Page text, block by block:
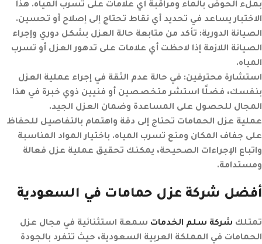
بملء الحوض بالماء ومراقبة أي علامات على تسرب المياه. هذا
الاختبار يساعد في تحديد أي نقاط تحتاج إلى إصلاح أو تحسين.
الصيانة الدورية: تأكد من متابعة حالة العزل بشكل دوري وإجراء
الصيانة اللازمة إذا لاحظت أي علامات على تدهور العزل أو تسرب
المياه.
استشارة محترفين: في حالة عدم الثقة في إجراء عملية العزل
بنفسك، فضلًا استشر متخصصين أو فنيين ذوي خبرة في هذا
المجال للحصول على المساعدة وضمان العزل الجيد.
عملية عزل الحمامات تحتاج إلى دقة واهتمام بالتفاصيل للحفاظ
على جفاف المكان ومنع تسرب المياه. باختيار المواد المناسبة
واتباع الإجراءات الصحيحة، يمكنك تحقيق عملية عزل فعالة
ومستدامة.
أفضل شركة عزل حمامات في السعودية
تمتلك شركة سلم الخدمات سمعة استثنائية في مجال عزل
الحمامات في المملكة العربية السعودية، حيث تتفرد بالجودة